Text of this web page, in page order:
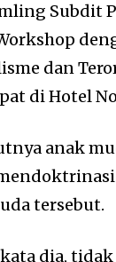
Subdit
dan
di Hotel
anak
tersebut.
dia,